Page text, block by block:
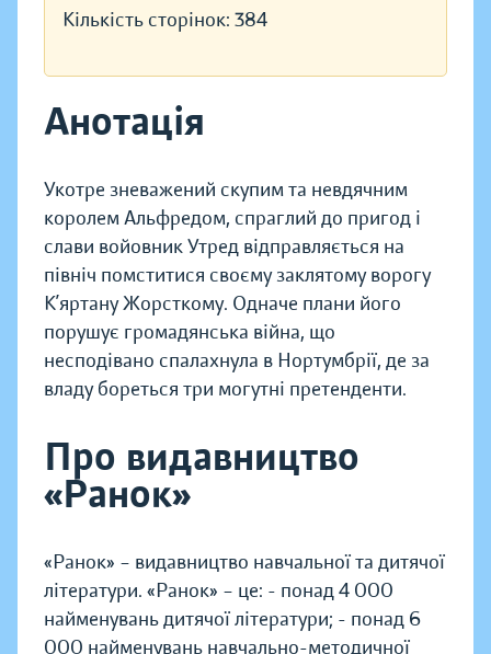
Кількість сторінок: 384
Анотація
Укотре зневажений скупим та невдячним
королем Альфредом, спраглий до пригод і
слави войовник Утред відправляється на
північ помститися своєму заклятому ворогу
К’яртану Жорсткому. Одначе плани його
порушує громадянська війна, що
несподівано спалахнула в Нортумбрії, де за
владу бореться три могутні претенденти.
Про видавництво
«Ранок»
«Ранок» – видавництво навчальної та дитячої
літератури. «Ранок» – це: - понад 4 000
найменувань дитячої літератури; - понад 6
000 найменувань навчально-методичної